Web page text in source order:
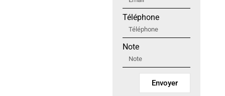
Téléphone
Note
Envoyer